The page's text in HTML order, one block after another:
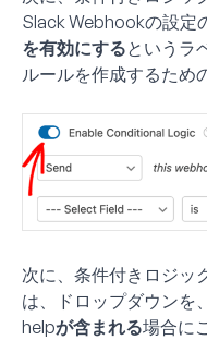
Slack Webhookの設定
を有効にするというラ
ルールを作成するため
次に、条件付きロジッ
は、ドロップダウンを、
helpが含まれる場合に